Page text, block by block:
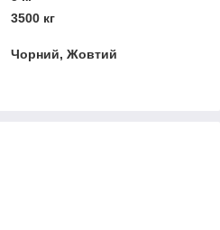
3500 кг
Чорний, Жовтий